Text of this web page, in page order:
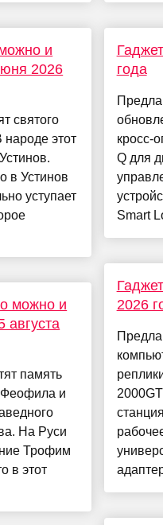
и
2026
святого
этот
в Устинов
уступает
можно и
августа
память
и
На Руси
Трофим
в этот
года
кросс-
Q для
Smart
2026